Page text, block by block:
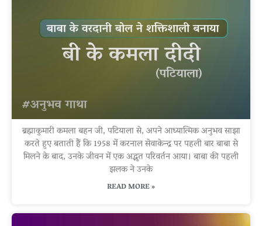
ब्रह्माकुमारी कमला बहन जी, पटियाला से, अपने आध्यात्मिक अनुभव साझा
करते हुए बताती हैं कि 1958 में करनाल सेवाकेन्द्र पर पहली बार बाबा से
मिलने के बाद, उनके जीवन में एक अद्भुत परिवर्तन आया। बाबा की पहली
झलक ने उनके
READ MORE »